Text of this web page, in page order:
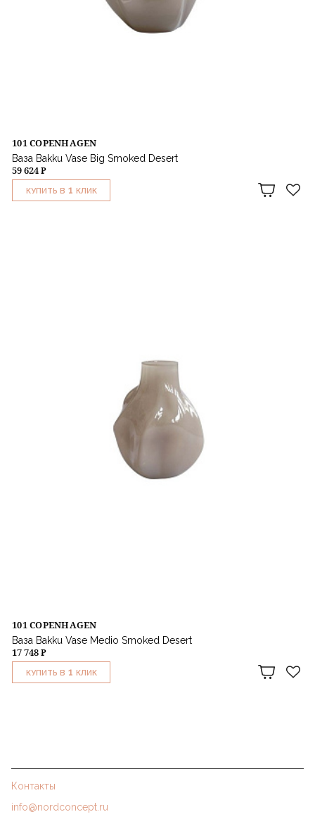
101 COPENHAGEN
Ваза Bakku Vase Big Smoked Desert
59 624 ₽
КУПИТЬ В 1 КЛИК
101 COPENHAGEN
Ваза Bakku Vase Medio Smoked Desert
17 748 ₽
КУПИТЬ В 1 КЛИК
Контакты
info@nordconcept.ru